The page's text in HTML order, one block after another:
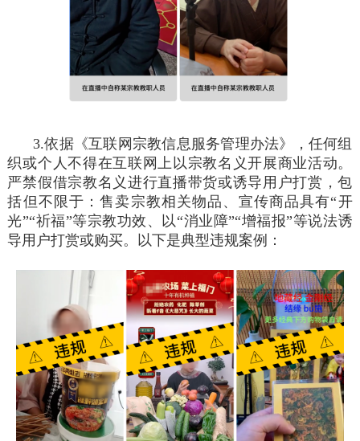
3.依据《互联网宗教信息服务管理办法》，任何组
织或个人不得在互联网上以宗教名义开展商业活动。
严禁假借宗教名义进行直播带货或诱导用户打赏，包
括但不限于：售卖宗教相关物品、宣传商品具有“开
光”“祈福”等宗教功效、以“消业障”“增福报”等说法诱
导用户打赏或购买。以下是典型违规案例：